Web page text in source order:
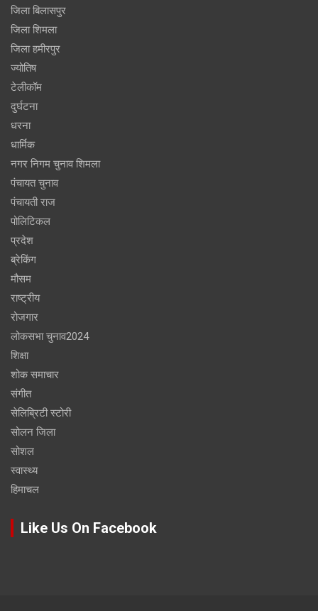
जिला बिलासपुर
जिला शिमला
जिला हमीरपुर
ज्योतिष
टेलीकॉम
दुर्घटना
धरना
धार्मिक
नगर निगम चुनाव शिमला
पंचायत चुनाव
पंचायती राज
पोलिटिकल
प्रदेश
ब्रेकिंग
मौसम
राष्ट्रीय
रोजगार
लोकसभा चुनाव2024
शिक्षा
शोक समाचार
संगीत
सेलिब्रिटी स्टोरी
सोलन जिला
सोशल
स्वास्थ्य
हिमाचल
Like Us On Facebook